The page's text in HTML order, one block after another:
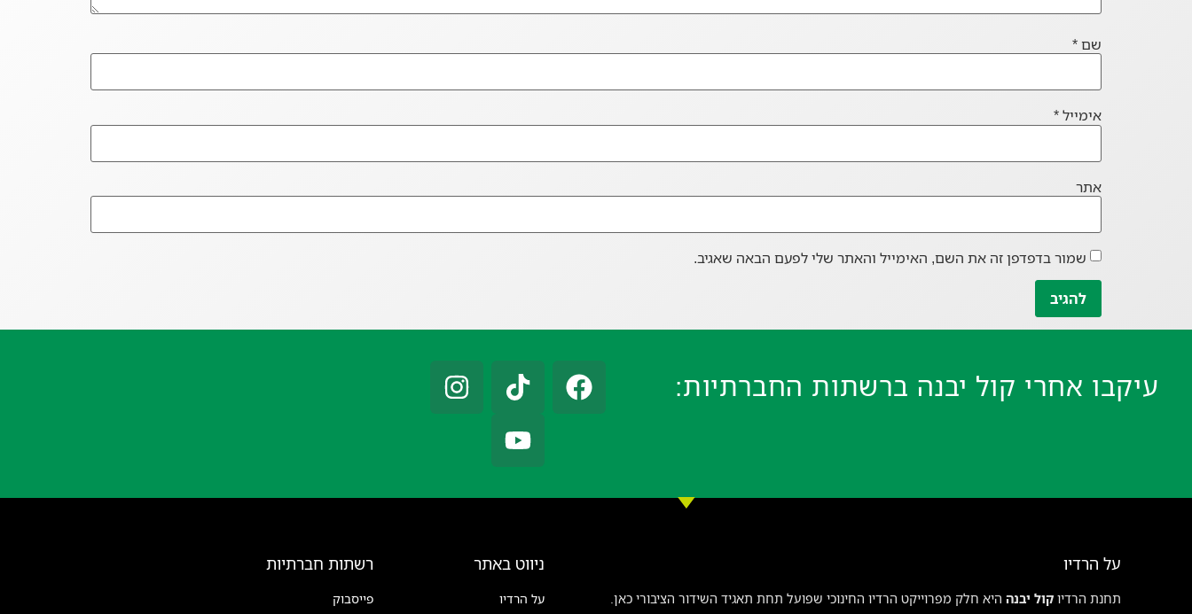
שם*
אימייל*
אתר
שמור בדפדפן זה את השם, האימייל והאתר שלי לפעם הבאה שאגיב.
עיקבו אחרי קול יבנה ברשתות החברתיות:
על הרדיו
תחנת הרדיו קול יבנה היא חלק מפרוייקט הרדיו החינוכי שפועל תחת תאגיד השידור הציבורי כאן.
ניווט באתר
על הרדיו
רשתות חברתיות
פייסבוק